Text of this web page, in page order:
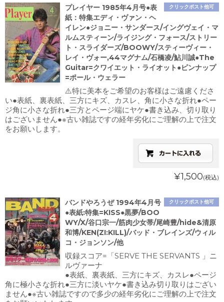
クリックポスト他可
プレイヤー 1985年4月号●表
紙：特集エディ・ヴァン・ヘ
イレン●ジョニー・サンダース/イングヴェイ・マ
ルムスティーン/ライジング・フォース/ストリー
ト・スライダーズ/BOOWY/スティーヴィー・
レイ・ヴォー,44マグナム/石橋凌/鮎川誠●The
Guitar=クワイエット・ライオット●ピンナップ
=ポール・ウェラー
⚠️特に美本をご希望のお客様はご遠慮くださ
い●表紙、裏表紙、三方にキズ、カスレ、角に小さな折れ●ペー
ジ角に小さな折れ●三方とページ端にヤケ●書き込み、切り取り
はございません●※古い雑誌ですの経年劣化にご理解の上で注文
をお願いします。
¥1,500(税込)
クリックポスト他可
バンドやろうぜ 1994年4月号
●表紙:特集=KISS●黒夢/BOO
WY/X/谷口宗一/筋肉少女帯/尾崎豊/hide&清原
和博/KEN(ZI:KILL)/バッド・ブレインズ/ウィル
コ・ジョンソン/他
収録スコア=「SERVE THE SERVANTS 」ニ
ルヴァーナ
●表紙、裏表紙、三方にキズ、カスレ●ページ
角に極小さな折れ●三方に淡いヤケ●書き込み切り取りはござい
ません●※古い雑誌ですので多少の経年劣化にご理解の上で注文